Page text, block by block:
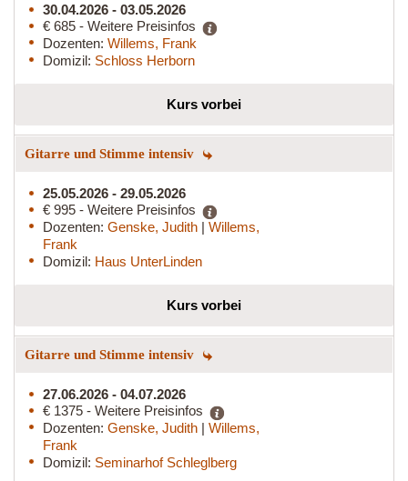
30.04.2026 - 03.05.2026
€ 685 - Weitere Preisinfos
Dozenten: Willems, Frank
Domizil: Schloss Herborn
Kurs vorbei
Gitarre und Stimme intensiv
25.05.2026 - 29.05.2026
€ 995 - Weitere Preisinfos
Dozenten: Genske, Judith | Willems,
Frank
Domizil: Haus UnterLinden
Kurs vorbei
Gitarre und Stimme intensiv
27.06.2026 - 04.07.2026
€ 1375 - Weitere Preisinfos
Dozenten: Genske, Judith | Willems,
Frank
Domizil: Seminarhof Schleglberg